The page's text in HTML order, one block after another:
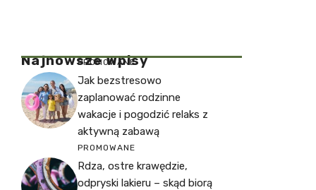
Najnowsze Wpisy
PROMOWANE
Jak bezstresowo
zaplanować rodzinne
wakacje i pogodzić relaks z
aktywną zabawą
PROMOWANE
Rdza, ostre krawędzie,
odpryski lakieru – skąd biorą